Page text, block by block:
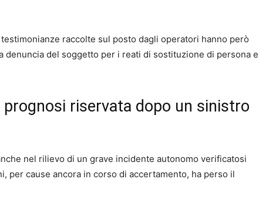
raccolte sul posto dagli operatori hanno però
denuncia del soggetto per i reati di sostituzione di persona e
riservata dopo un sinistro
nel rilievo di un grave incidente autonomo verificatosi
per cause ancora in corso di accertamento, ha perso il